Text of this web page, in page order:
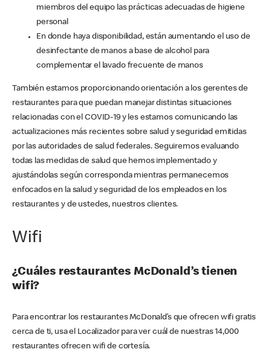
miembros del equipo las prácticas adecuadas de higiene
personal
En donde haya disponibilidad, están aumentando el uso de
desinfectante de manos a base de alcohol para
complementar el lavado frecuente de manos
También estamos proporcionando orientación a los gerentes de
restaurantes para que puedan manejar distintas situaciones
relacionadas con el COVID-19 y les estamos comunicando las
actualizaciones más recientes sobre salud y seguridad emitidas
por las autoridades de salud federales. Seguiremos evaluando
todas las medidas de salud que hemos implementado y
ajustándolas según corresponda mientras permanecemos
enfocados en la salud y seguridad de los empleados en los
restaurantes y de ustedes, nuestros clientes.
Wifi
¿Cuáles restaurantes McDonald’s tienen
wifi?
Para encontrar los restaurantes McDonald’s que ofrecen wifi gratis
cerca de ti, usa el Localizador para ver cuál de nuestras 14,000
restaurantes ofrecen wifi de cortesía.